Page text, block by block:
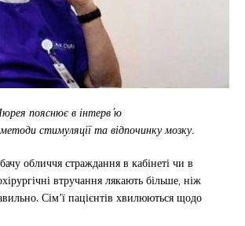
пояснює в інтерв’ю
методи стимуляції та відпочинку мозку.
обличчя страждання в кабінеті чи в
втручання лякають більше, ніж
Сім’ї пацієнтів хвилюються щодо